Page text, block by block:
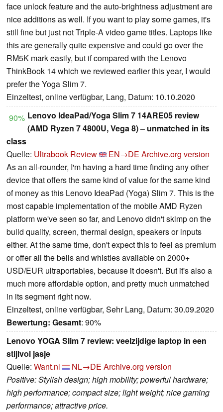
face unlock feature and the auto-brightness adjustment are
nice additions as well. If you want to play some games, it's
still fine but just not Triple-A video game titles. Laptops like
this are generally quite expensive and could go over the
RM5K mark easily, but if compared with the Lenovo
ThinkBook 14 which we reviewed earlier this year, I would
prefer the Yoga Slim 7.
Einzeltest, online verfügbar, Lang, Datum: 10.10.2020
90% Lenovo IdeaPad/Yoga Slim 7 14ARE05 review
(AMD Ryzen 7 4800U, Vega 8) – unmatched in its
class
Quelle: Ultrabook Review EN→DE Archive.org version
As an all-rounder, I'm having a hard time finding any other
device that offers the same kind of value for the same kind
of money as this Lenovo IdeaPad (Yoga) Slim 7. This is the
most capable implementation of the mobile AMD Ryzen
platform we've seen so far, and Lenovo didn't skimp on the
build quality, screen, thermal design, speakers or inputs
either. At the same time, don't expect this to feel as premium
or offer all the bells and whistles available on 2000+
USD/EUR ultraportables, because it doesn't. But it's also a
much more affordable option, and pretty much unmatched
in its segment right now.
Einzeltest, online verfügbar, Sehr Lang, Datum: 30.09.2020
Bewertung: Gesamt: 90%
Lenovo YOGA Slim 7 review: veelzijdige laptop in een
stijlvol jasje
Quelle: Want.nl NL→DE Archive.org version
Positive: Stylish design; high mobility; powerful hardware;
high performance; compact size; light weight; nice gaming
performance; attractive price.